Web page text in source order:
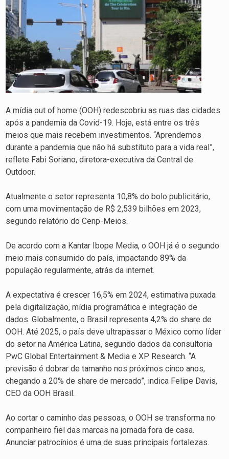
A mídia out of home (OOH) redescobriu as ruas das cidades
após a pandemia da Covid-19. Hoje, está entre os três
meios que mais recebem investimentos. “Aprendemos
durante a pandemia que não há substituto para a vida real”,
reflete Fabi Soriano, diretora-executiva da Central de
Outdoor.
Atualmente o setor representa 10,8% do bolo publicitário,
com uma movimentação de R$ 2,539 bilhões em 2023,
segundo relatório do Cenp-Meios.
De acordo com a Kantar Ibope Media, o OOH já é o segundo
meio mais consumido do país, impactando 89% da
população regularmente, atrás da internet.
A expectativa é crescer 16,5% em 2024, estimativa puxada
pela digitalização, mídia programática e integração de
dados. Globalmente, o Brasil representa 4,2% do share de
OOH. Até 2025, o país deve ultrapassar o México como líder
do setor na América Latina, segundo dados da consultoria
PwC Global Entertainment & Media e XP Research. “A
previsão é dobrar de tamanho nos próximos cinco anos,
chegando a 20% de share de mercado”, indica Felipe Davis,
CEO da OOH Brasil.
Ao cortar o caminho das pessoas, o OOH se transforma no
companheiro fiel das marcas na jornada fora de casa.
Anunciar patrocínios é uma de suas principais fortalezas.